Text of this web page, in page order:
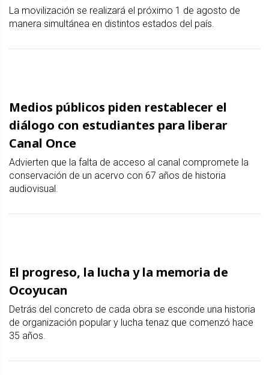
La movilización se realizará el próximo 1 de agosto de
manera simultánea en distintos estados del país.
Medios públicos piden restablecer el
diálogo con estudiantes para liberar
Canal Once
Advierten que la falta de acceso al canal compromete la
conservación de un acervo con 67 años de historia
audiovisual.
El progreso, la lucha y la memoria de
Ocoyucan
Detrás del concreto de cada obra se esconde una historia
de organización popular y lucha tenaz que comenzó hace
35 años.